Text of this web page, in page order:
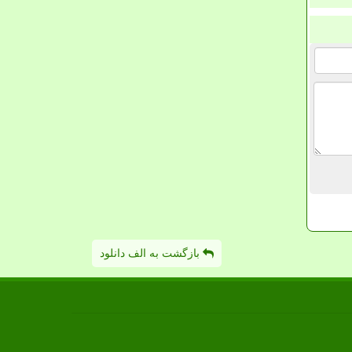
بازگشت به الف دانلود